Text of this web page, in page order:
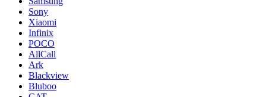
Sony
Xiaomi
Infinix
POCO
AllCall
Ark
Blackview
Bluboo